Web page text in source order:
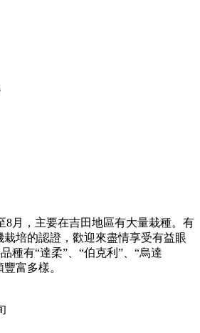
8月，主要在吉田地區有大量栽種。有
栽培的認證，歡迎來盡情享受有益眼
種有“達柔”、“伯克利”、“烏達
富多樣。